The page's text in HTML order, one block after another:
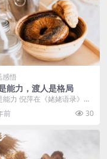
感悟
能力，渡人是格局
能力 倪萍在《姥姥语录》中
靠山山会倒，靠人人会老，
你就发现了...
前 30